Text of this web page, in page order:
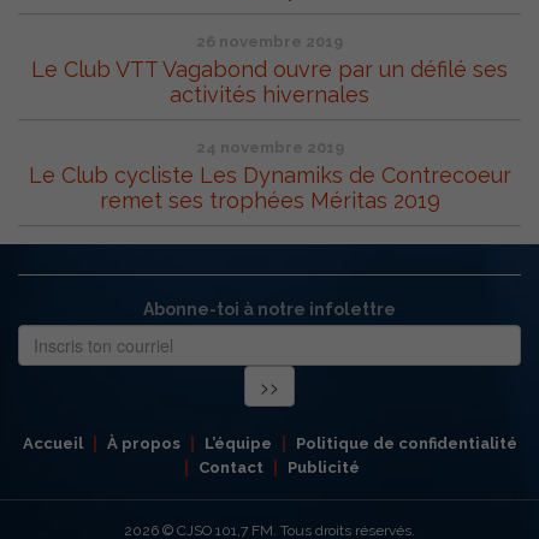
26 novembre 2019
Le Club VTT Vagabond ouvre par un défilé ses
activités hivernales
24 novembre 2019
Le Club cycliste Les Dynamiks de Contrecoeur
remet ses trophées Méritas 2019
Abonne-toi à notre infolettre
Accueil À propos L’équipe
Politique de confidentialité
Contact
Publicité
2026 © CJSO 101,7 FM. Tous droits réservés.